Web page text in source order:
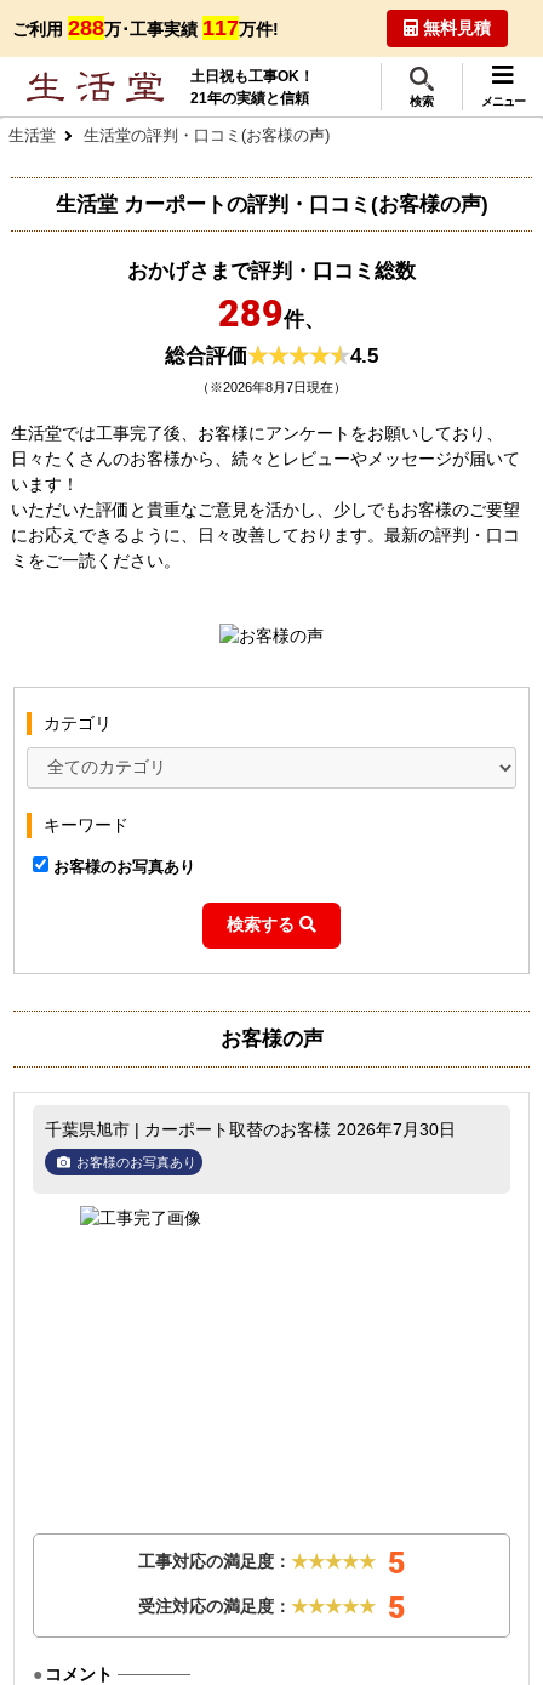
ご利用 288万･工事実績 117万件! 無料見積
土日祝も工事OK！
21年の実績と信頼
検索 メニュー
生活堂 生活堂の評判・口コミ(お客様の声)
生活堂 カーポートの評判・口コミ(お客様の声)
おかげさまで評判・口コミ総数
289件、
総合評価
4.5
（※2026年8月7日現在）
生活堂では工事完了後、お客様にアンケートをお願いしており、
日々たくさんのお客様から、続々とレビューやメッセージが届いて
います！
いただいた評価と貴重なご意見を活かし、少しでもお客様のご要望
にお応えできるように、日々改善しております。最新の評判・口コ
ミをご一読ください。
カテゴリ
キーワード
お客様のお写真あり
検索する
お客様の声
千葉県旭市 | カーポート取替のお客様 2026年7月30日
お客様のお写真あり
工事対応の満足度： ★★★★★ 5
受注対応の満足度： ★★★★★ 5
コメント